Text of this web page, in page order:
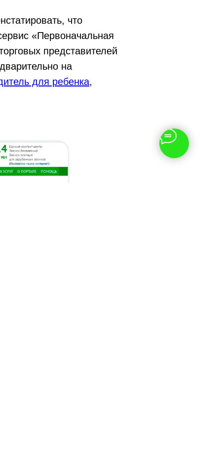
что
«Первоначальная
представителей
на
для ребенка,